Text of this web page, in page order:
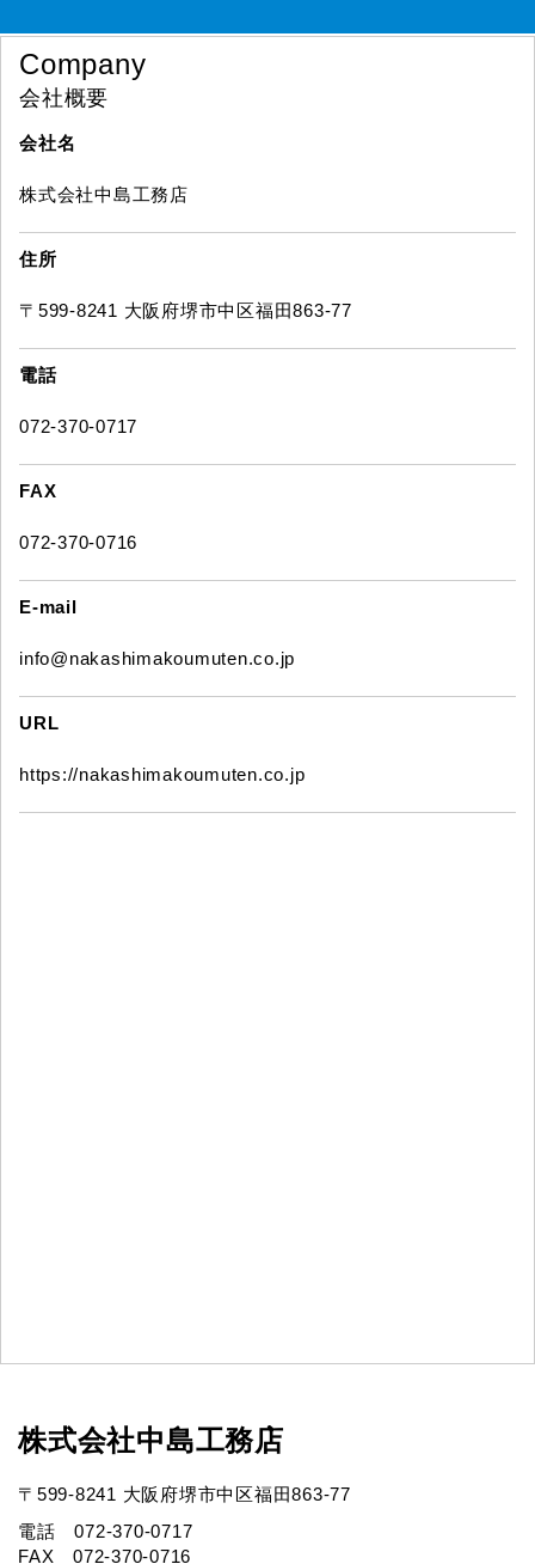
Company
会社概要
会社名
株式会社中島工務店
住所
〒599-8241 大阪府堺市中区福田863-77
電話
072-370-0717
FAX
072-370-0716
E-mail
info@nakashimakoumuten.co.jp
URL
https://nakashimakoumuten.co.jp
株式会社中島工務店
〒599-8241 大阪府堺市中区福田863-77
電話 072-370-0717
FAX 072-370-0716